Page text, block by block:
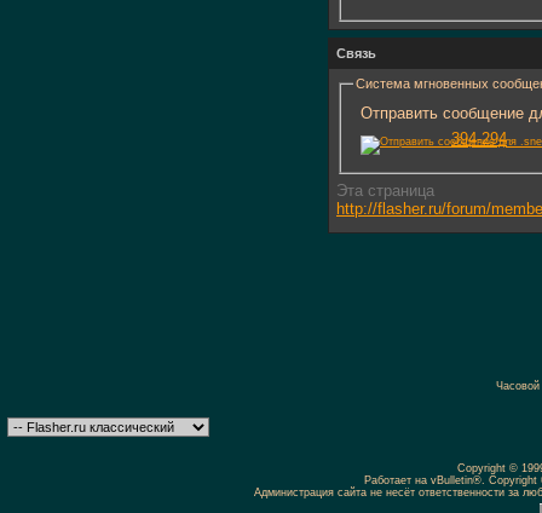
Связь
Система мгновенных
Отправить сообщение
394-294
Эта страница
http://flasher.ru/forum/
Copyright ©
Работает на vBulletin®.
Администрация сайта не несёт ответственности за